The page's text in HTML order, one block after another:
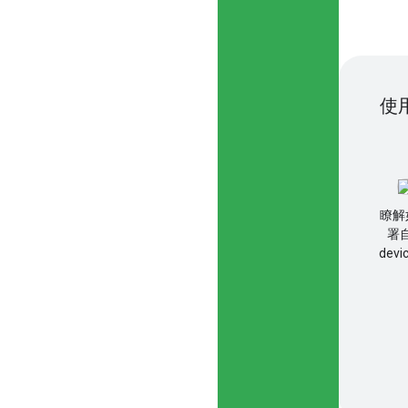
使
瞭解
署